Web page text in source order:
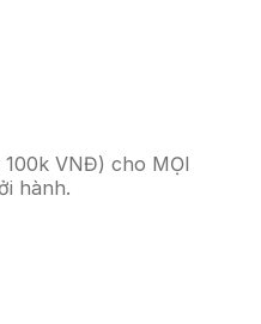
VNĐ) cho MỌI
hành.